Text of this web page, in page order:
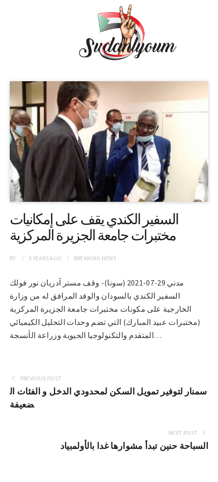
السفير الكندي يقف على إمكانيات
مختبرات جامعة الجزيرة المركزية
BY 5 YEARSAGO BREAKING NEWS
مدني 29-07-2021 (سونا)- وقف مستر آدريان نور فولك
السفير الكندي بالسودان والوفد المرافق له من وزارة
الخارجية على مكونات مختبرات جامعة الجزيرة المركزية
(مختبرات عبيد المبارك) التي تضم وحدات التحليل الكيميائي
المتقدم والتكنولوجيا الحيوية وزراعة الأنسجة…
PREVIOUS POST
سمنار لتوفير تمويل السكن لمحدودي الدخل و الفئات ال
ضعيفة
NEXT POST
السباحة حنين تبدأ مشوارها غدا بالأولمبياد